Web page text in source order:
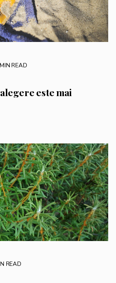
READ
alegere este mai
READ